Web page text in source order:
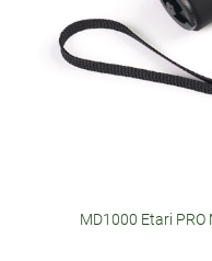
MD1000 Etari